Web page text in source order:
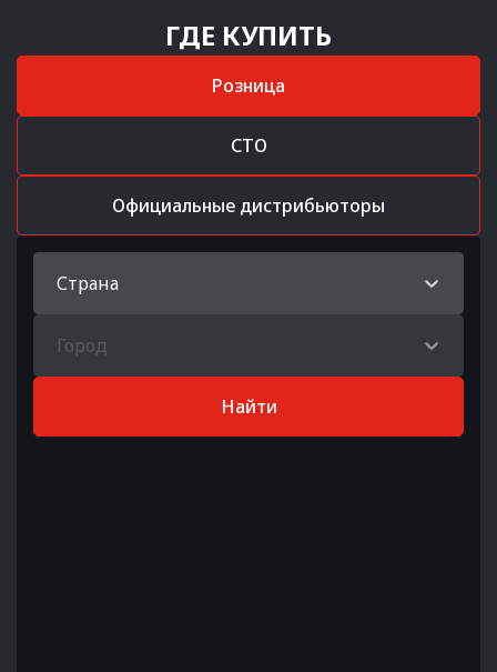
ГДЕ КУПИТЬ
Розница
СТО
Официальные дистрибьюторы
Страна
Город
Найти